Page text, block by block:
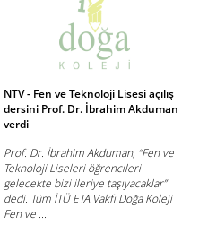
NTV - Fen ve Teknoloji Lisesi açılış
dersini Prof. Dr. İbrahim Akduman
verdi
Prof. Dr. İbrahim Akduman, “Fen ve
Teknoloji Liseleri öğrencileri
gelecekte bizi ileriye taşıyacaklar”
dedi. Tüm İTÜ ETA Vakfı Doğa Koleji
Fen ve ...